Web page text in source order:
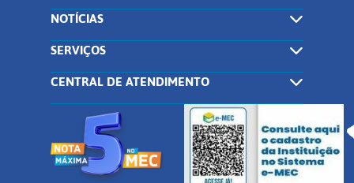
NOTÍCIAS
SERVIÇOS
CENTRAL DE ATENDIMENTO